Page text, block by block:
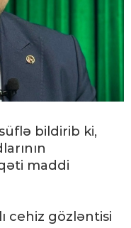
bildirib ki,
maddi
cehiz gözləntisi